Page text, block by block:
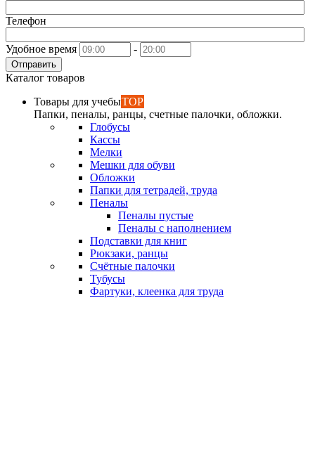
Телефон
Удобное время -
Отправить
Каталог товаров
Товары для учебыTOP
Папки, пеналы, ранцы, счетные палочки, обложки.
Глобусы
Кассы
Мелки
Мешки для обуви
Обложки
Папки для тетрадей, труда
Пеналы
Пеналы пустые
Пеналы с наполнением
Подставки для книг
Рюкзаки, ранцы
Счётные палочки
Тубусы
Фартуки, клеенка для труда